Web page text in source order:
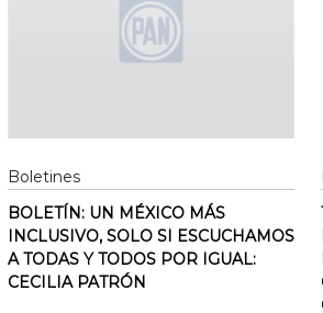
Boletines
BOLETÍN: UN MÉXICO MÁS
INCLUSIVO, SOLO SI ESCUCHAMOS
A TODAS Y TODOS POR IGUAL:
CECILIA PATRÓN